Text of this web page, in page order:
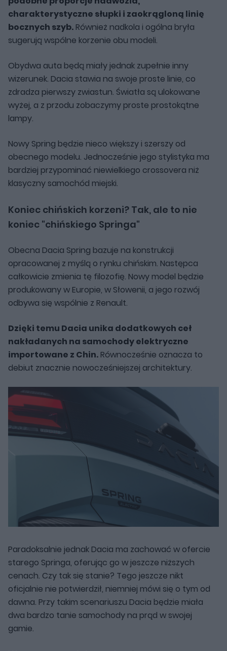
charakterystyczne słupki i zaokrągloną linię
bocznych szyb. Również nadkola i ogólna bryła
sugerują wspólne korzenie obu modeli.
Obydwa auta będą miały jednak zupełnie inny
wizerunek. Dacia stawia na swoje proste linie, co
zdradza pierwszy zwiastun. Światła są ulokowane
wyżej, a z przodu zobaczymy proste prostokątne
lampy.
Nowy Spring będzie nieco większy i szerszy od
obecnego modelu. Jednocześnie jego stylistyka ma
bardziej przypominać niewielkiego crossovera niż
klasyczny samochód miejski.
Koniec chińskich korzeni? Tak, ale to nie
koniec "chińskiego Springa"
Obecna Dacia Spring bazuje na konstrukcji
opracowanej z myślą o rynku chińskim. Następca
całkowicie zmienia tę filozofię. Nowy model będzie
produkowany w Europie, w Słowenii, a jego rozwój
odbywa się wspólnie z Renault.
Dzięki temu Dacia unika dodatkowych ceł
nakładanych na samochody elektryczne
importowane z Chin. Równocześnie oznacza to
debiut znacznie nowocześniejszej architektury.
Paradoksalnie jednak Dacia ma zachować w ofercie
starego Springa, oferując go w jeszcze niższych
cenach. Czy tak się stanie? Tego jeszcze nikt
oficjalnie nie potwierdził, niemniej mówi się o tym od
dawna. Przy takim scenariuszu Dacia będzie miała
dwa bardzo tanie samochody na prąd w swojej
gamie.